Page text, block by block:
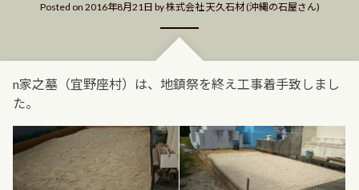
Posted on 2016年8月21日 by株式会社 天久石材 (沖縄の石屋さん)
n家之墓（宜野座村）は、地鎮祭を終え工事着手致しまし
た。